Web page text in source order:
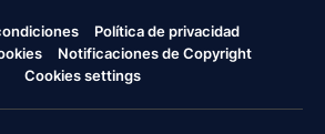
Política de privacidad
Notificaciones de Copyright
Cookies settings